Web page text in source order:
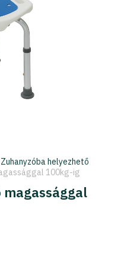
Zuhanyzóba helyezhető
100kg-ig